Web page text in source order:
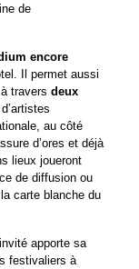
de
encore
Il permet aussi
travers deux
au côté
d’ores et déjà
lieux joueront
de diffusion ou
carte blanche du
apporte sa
festivaliers à